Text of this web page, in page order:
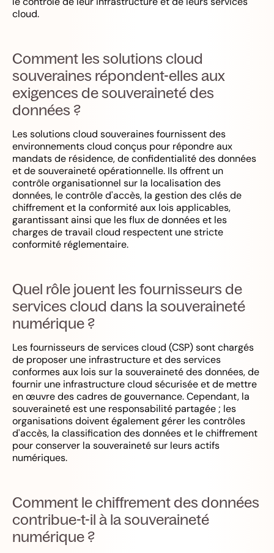
cloud.
Comment les solutions cloud
souveraines répondent-elles aux
exigences de souveraineté des
données ?
Les solutions cloud souveraines fournissent des
environnements cloud conçus pour répondre aux
mandats de résidence, de confidentialité des données
et de souveraineté opérationnelle. Ils offrent un
contrôle organisationnel sur la localisation des
données, le contrôle d'accès, la gestion des clés de
chiffrement et la conformité aux lois applicables,
garantissant ainsi que les flux de données et les
charges de travail cloud respectent une stricte
conformité réglementaire.
Quel rôle jouent les fournisseurs de
services cloud dans la souveraineté
numérique ?
Les fournisseurs de services cloud (CSP) sont chargés
de proposer une infrastructure et des services
conformes aux lois sur la souveraineté des données, de
fournir une infrastructure cloud sécurisée et de mettre
en œuvre des cadres de gouvernance. Cependant, la
souveraineté est une responsabilité partagée ; les
organisations doivent également gérer les contrôles
d'accès, la classification des données et le chiffrement
pour conserver la souveraineté sur leurs actifs
numériques.
Comment le chiffrement des données
contribue-t-il à la souveraineté
numérique ?